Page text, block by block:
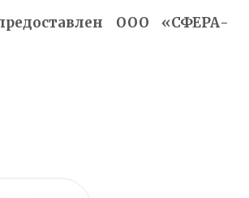
ООО «СФЕРА-